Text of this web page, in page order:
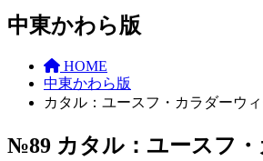
中東かわら版
HOME
中東かわら版
カタル：ユースフ・カラダーウ
№89 カタル：ユースフ・